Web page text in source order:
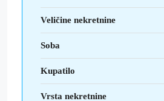
Veličine nekretnine
Soba
Kupatilo
Vrsta nekretnine